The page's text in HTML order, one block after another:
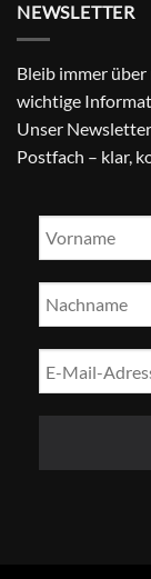
NEWSLETTER
Bleib immer
wichtige
Unser
Postfach – klar,